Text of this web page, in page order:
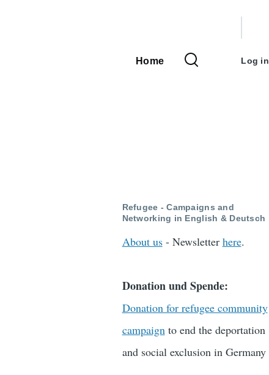
Main
Home
menu
Log in
Refugee - Campaigns and
Networking in English & Deutsch
About us- Newsletter here.
Donation und Spende:
Donation for refugee community
campaignto end the deportation
and social exclusion in Germany